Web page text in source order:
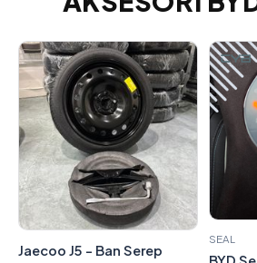
Jaecoo J5 - Ban Serep
SEAL